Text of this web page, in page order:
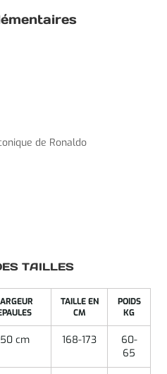
de Ronaldo
TAILLES
TAILLE EN
CM
POIDS
KG
50 cm 168-173
60-
65